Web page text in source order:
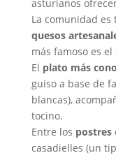
asturianos
La comunidad es
quesos
más famoso es el
El plato más
guiso a base de
blancas),
tocino.
Entre los postres
casadielles (un